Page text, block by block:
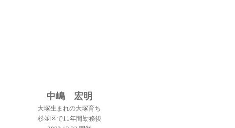
中嶋 宏明
大塚生まれの大塚育ち
杉並区で11年間勤務後